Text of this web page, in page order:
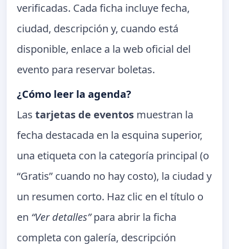
verificadas. Cada ficha incluye fecha,
ciudad, descripción y, cuando está
disponible, enlace a la web oficial del
evento para reservar boletas.
¿Cómo leer la agenda?
Las tarjetas de eventos muestran la
fecha destacada en la esquina superior,
una etiqueta con la categoría principal (o
“Gratis” cuando no hay costo), la ciudad y
un resumen corto. Haz clic en el título o
en “Ver detalles”para abrir la ficha
completa con galería, descripción